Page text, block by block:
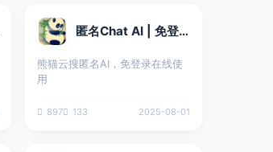
匿名Chat AI | 免登录在线使用 - 轻松构建你的AI应用
熊猫云搜匿名AI，免登录在线使
用
897 133 2025-08-01